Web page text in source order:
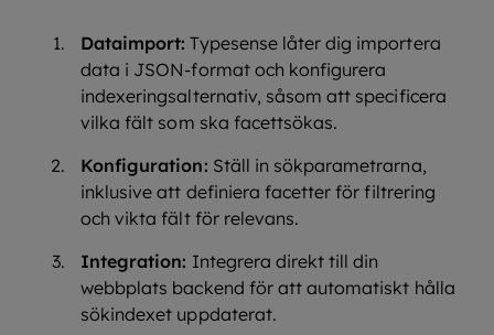
Dataimport: Typesense låter dig importera
data i JSON-format och konfigurera
indexeringsalternativ, såsom att specificera
vilka fält som ska facettsökas.
Konfiguration: Ställ in sökparametrarna,
inklusive att definiera facetter för filtrering
och vikta fält för relevans.
Integration: Integrera direkt till din
webbplats backend för att automatiskt hålla
sökindexet uppdaterat.